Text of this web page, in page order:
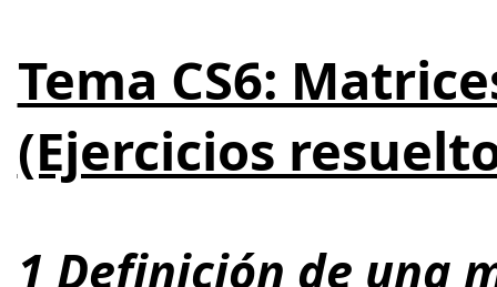
Tema CS6:
(Ejercicios
1 Definición de una